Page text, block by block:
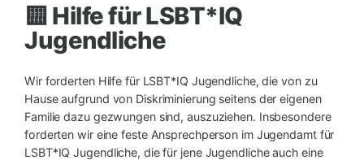
🟨 Hilfe für LSBT*IQ
Jugendliche
Wir forderten Hilfe für LSBT*IQ Jugendliche, die von zu
Hause aufgrund von Diskriminierung seitens der eigenen
Familie dazu gezwungen sind, auszuziehen. Insbesondere
forderten wir eine feste Ansprechperson im Jugendamt für
LSBT*IQ Jugendliche, die für jene Jugendliche auch eine